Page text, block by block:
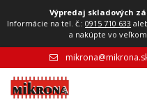
Výpredaj skladových
Informácie na tel. č.:0915 710 633
a nakúpte vo veľkom